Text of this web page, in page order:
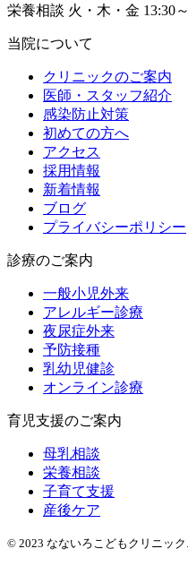
栄養相談 火・木・金 13:30～
当院について
クリニックのご案内
医師・スタッフ紹介
感染防止対策
初めての方へ
アクセス
採用情報
新着情報
ブログ
プライバシーポリシー
診療のご案内
一般小児外来
アレルギー診療
夜尿症外来
予防接種
乳幼児健診
オンライン診療
育児支援のご案内
母乳相談
栄養相談
子育て支援
産後ケア
© 2023 なないろこどもクリニック.